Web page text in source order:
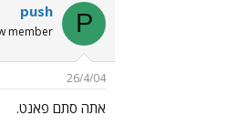
P
push
member
26/4/04
אתה סתם פאנט.